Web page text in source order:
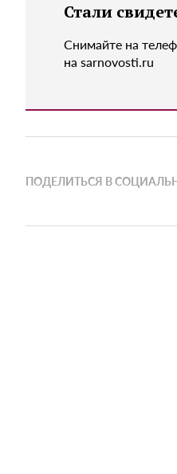
Стали
Снимайте на
на sarnovosti.ru
ПОДЕЛИТЬСЯ В